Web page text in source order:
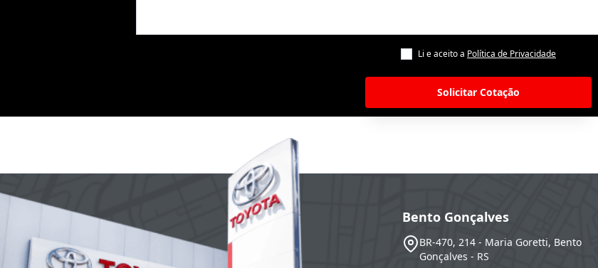
Li e aceito a Política de Privacidade
Solicitar Cotação
Bento Gonçalves
BR-470, 214 - Maria Goretti, Bento
Gonçalves - RS